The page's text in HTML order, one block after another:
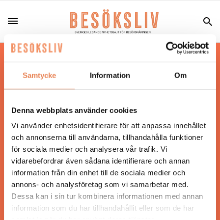
Samtycke Information Om
Denna webbplats använder cookies
Vi använder enhetsidentifierare för att anpassa innehållet
och annonserna till användarna, tillhandahålla funktioner
för sociala medier och analysera vår trafik. Vi
vidarebefordrar även sådana identifierare och annan
information från din enhet till de sociala medier och
annons- och analysföretag som vi samarbetar med.
Dessa kan i sin tur kombinera informationen med annan
information som du har tillhandahållit eller som de har
Hos oss läser du landets mest uppdaterade
nyheter och snackisar inom besöksnäringen.
Besöksliv i sin tryckta form är ett affärsmagasin
Tidningen ges ut avVisita
ANSVARIG UTGIVARE
Jonas Siljhammar
UPPHOVSRÄTT